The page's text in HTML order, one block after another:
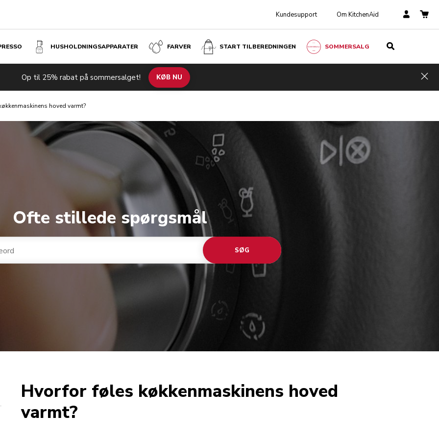
Kundesupport Om KitchenAid
HUSHOLDNINGS­APPARATER FARVER START TILBEREDNINGEN SOMMERSALG
Op til 25% rabat på sommersalget! KØB NU
hoved varmt?
Ofte stillede spørgsmål
SØG
Hvorfor føles køkkenmaskinens hoved
varmt?